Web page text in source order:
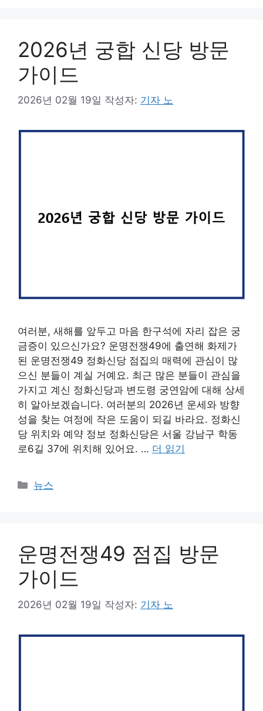
2026년 궁합 신당 방문
가이드
2026년 02월 19일 작성자: 기자 노
여러분, 새해를 앞두고 마음 한구석에 자리 잡은 궁
금증이 있으신가요? 운명전쟁49에 출연해 화제가
된 운명전쟁49 정화신당 점집의 매력에 관심이 많
으신 분들이 계실 거예요. 최근 많은 분들이 관심을
가지고 계신 정화신당과 변도령 궁연암에 대해 상세
히 알아보겠습니다. 여러분의 2026년 운세와 방향
성을 찾는 여정에 작은 도움이 되길 바라요. 정화신
당 위치와 예약 정보 정화신당은 서울 강남구 학동
로6길 37에 위치해 있어요. … 더 읽기
카
뉴스
운명전쟁49 점집 방문
가이드
2026년 02월 19일 작성자: 기자 노